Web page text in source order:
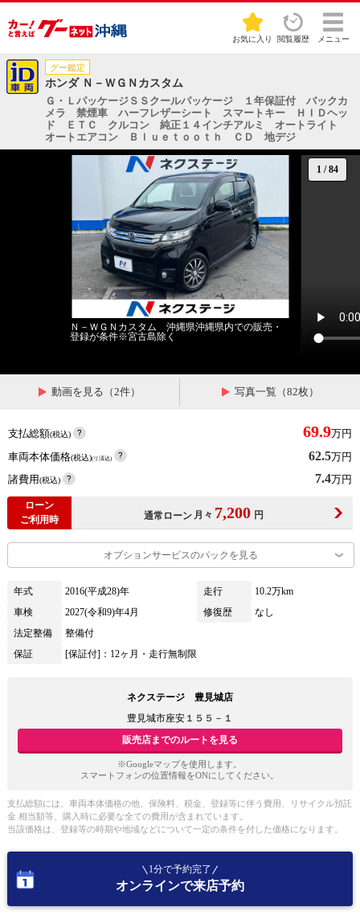
お気に入り 閲覧履歴 メニュー
グー鑑定
ホンダ Ｎ－ＷＧＮカスタム
Ｇ・ＬパッケージＳＳクールパッケージ １年保証付 バックカ
メラ 禁煙車 ハーフレザーシート スマートキー ＨＩＤヘッ
ド ＥＴＣ クルコン 純正１４インチアルミ オートライト
オートエアコン Ｂｌｕｅｔｏｏｔｈ ＣＤ 地デジ
1 /84
Ｎ－ＷＧＮカスタム 沖縄県沖縄県内での販売・
登録が条件※宮古島除く
動画を見る（2件） 写真一覧（82枚）
支払総額(税込) 69.9万円
車両本体価格(税込)(リ済込) 62.5万円
諸費用(税込) 7.4万円
ローン
ご利用時
通常ローン 月々 7,200 円
オプションサービスのパックを見る
年式 2016(平成28)年 走行
10.2万km
車検
2027(令和9)年4月 修復歴
なし
法定整備
整備付
保証
[保証付]：12ヶ月・走行無制限
ネクステージ 豊見城店
豊見城市座安１５５－１
販売店までのルートを見る
※Googleマップを使用します。
スマートフォンの位置情報をONにしてください。
支払総額には、車両本体価格の他、保険料、税金、登録等に伴う費用、リサイクル預託
金 相当額等、購入時に必要な全ての費用が含まれています。
当該価格は、登録等の時期や地域などについて一定の条件を付した価格になります。
1分で予約完了
オンラインで来店予約